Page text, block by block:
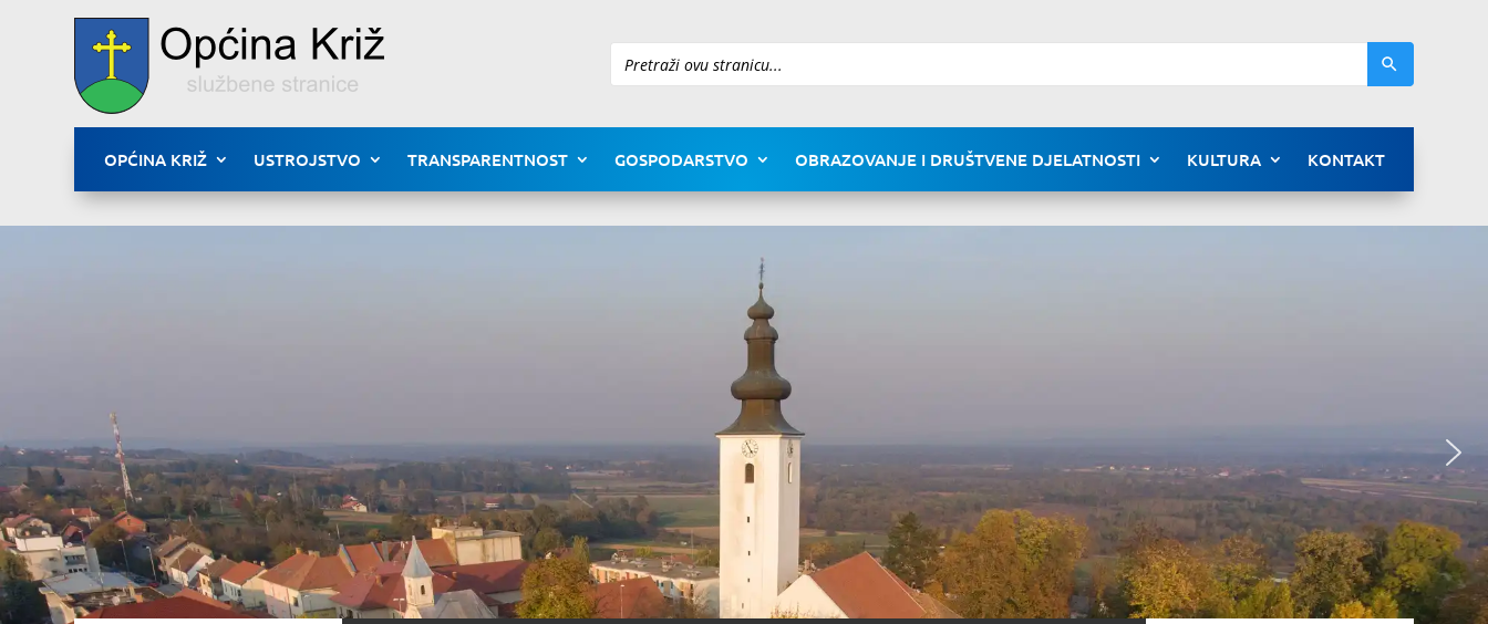
Pretraži
OPĆINA KRIŽ USTROJSTVO TRANSPARENTNOST GOSPODARSTVO OBRAZOVANJE I DRUŠTVENE DJELATNOSTI KULTURA KONTAKT